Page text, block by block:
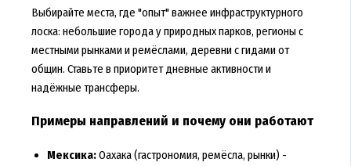
Выбирайте места, где "опыт" важнее инфраструктурного
лоска: небольшие города у природных парков, регионы с
местными рынками и ремёслами, деревни с гидами от
общин. Ставьте в приоритет дневные активности и
надёжные трансферы.
Примеры направлений и почему они работают
Мексика:Оахака (гастрономия, ремёсла, рынки) -